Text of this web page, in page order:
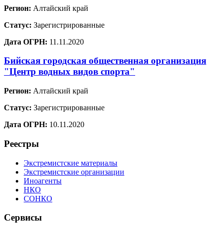
Регион: Алтайский край
Статус: Зарегистрированные
Дата ОГРН: 11.11.2020
Бийская городская общественная организация
"Центр водных видов спорта"
Регион: Алтайский край
Статус: Зарегистрированные
Дата ОГРН: 10.11.2020
Реестры
Экстремистские материалы
Экстремистские организации
Иноагенты
НКО
СОНКО
Сервисы